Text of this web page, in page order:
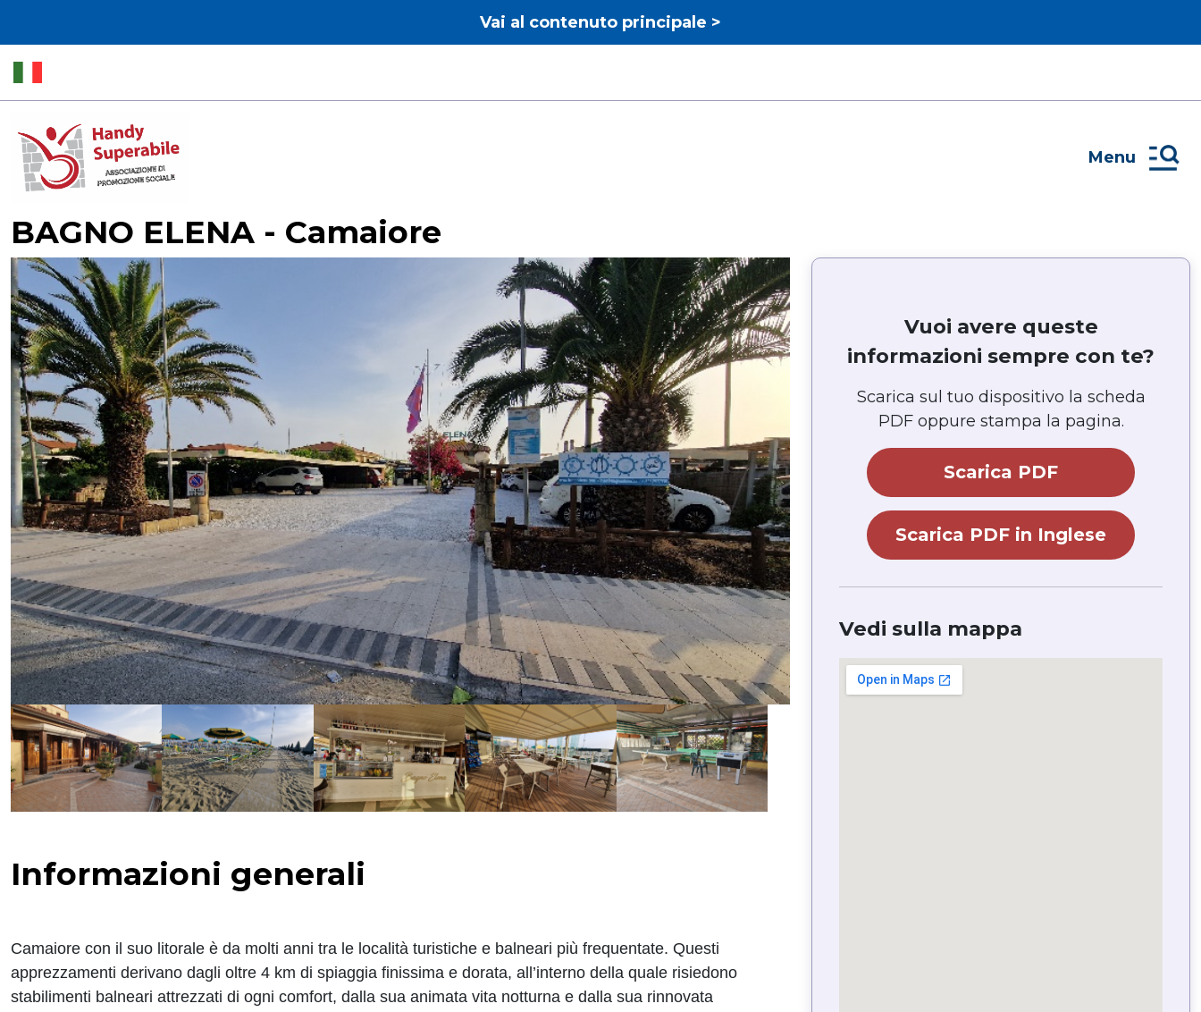
Vai al contenuto principale >
Menu
BAGNO ELENA - Camaiore
Informazioni generali
Camaiore con il suo litorale è da molti anni tra le località turistiche e balneari più frequentate. Questi
apprezzamenti derivano dagli oltre 4 km di spiaggia finissima e dorata, all’interno della quale risiedono
stabilimenti balneari attrezzati di ogni comfort, dalla sua animata vita notturna e dalla sua rinnovata
Vuoi avere queste
informazioni sempre con te?
Scarica sul tuo dispositivo la scheda
PDF oppure stampa la pagina.
Scarica PDF
Scarica PDF in Inglese
Vedi sulla mappa